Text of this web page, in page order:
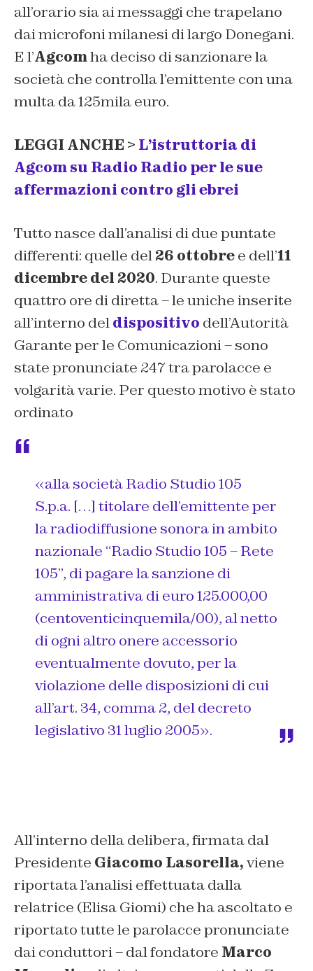
all’orario sia ai messaggi che trapelano
dai microfoni milanesi di largo Donegani.
E l’Agcomha deciso di sanzionare la
società che controlla l’emittente con una
multa da 125mila euro.
LEGGI ANCHE > L’istruttoria di
Agcom su Radio Radio per le sue
affermazioni contro gli ebrei
Tutto nasce dall’analisi di due puntate
differenti: quelle del26 ottobree dell’11
dicembre del 2020. Durante queste
quattro ore di diretta – le uniche inserite
all’interno deldispositivo dell’Autorità
Garante per le Comunicazioni – sono
state pronunciate 247 tra parolacce e
volgarità varie. Per questo motivo è stato
ordinato
«alla società Radio Studio 105
S.p.a. […] titolare dell’emittente per
la radiodiffusione sonora in ambito
nazionale “Radio Studio 105 – Rete
105”, di pagare la sanzione di
amministrativa di euro 125.000,00
(centoventicinquemila/00), al netto
di ogni altro onere accessorio
eventualmente dovuto, per la
violazione delle disposizioni di cui
all’art. 34, comma 2, del decreto
legislativo 31 luglio 2005».
All’interno della delibera, firmata dal
Presidente Giacomo Lasorella,viene
riportata l’analisi effettuata dalla
relatrice (Elisa Giomi) che ha ascoltato e
riportato tutte le parolacce pronunciate
dai conduttori – dal fondatore Marco